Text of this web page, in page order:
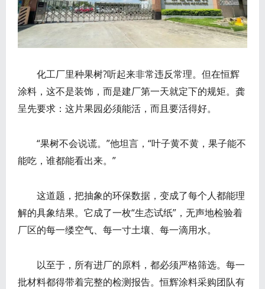
化工厂里种果树?听起来非常违反常理。但在恒辉
涂料，这不是装饰，而是建厂第一天就定下的规矩。龚
呈先要求：这片果园必须能活，而且要活得好。
“果树不会说谎。”他坦言，“叶子黄不黄，果子能不
能吃，谁都能看出来。”
这道题，把抽象的环保数据，变成了每个人都能理
解的具象结果。它成了一枚“生态试纸”，无声地检验着
厂区的每一缕空气、每一寸土壤、每一滴用水。
以至于，所有进厂的原料，都必须严格筛选。每一
批材料都得带着完整的检测报告。恒辉涂料采购团队有